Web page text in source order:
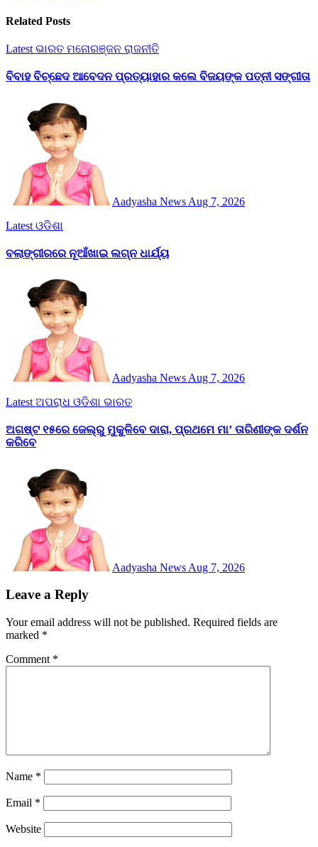
Related Posts
Latest ଭାରତ ମନୋରଞ୍ଜନ ରାଜନୀତି
ବିବାହ ବିଚ୍ଛେଦ ଆବେଦନ ପ୍ରତ୍ୟାହାର କଲେ ବିଜୟଙ୍କ ପତ୍ନୀ ସଙ୍ଗୀତା
Aadyasha News Aug 7, 2026
Latest ଓଡିଶା
ବଲାଙ୍ଗୀରରେ ନୂଆଁଖାଇ ଲଗ୍ନ ଧାର୍ଯ୍ୟ
Aadyasha News Aug 7, 2026
Latest ଅପରାଧ ଓଡିଶା ଭାରତ
ଅଗଷ୍ଟ ୧୫ରେ ଜେଲ୍‌ରୁ ମୁକୁଳିବେ ଦାରା, ପ୍ରଥମେ ମା’ ତାରିଣୀଙ୍କ ଦର୍ଶନ
କରିବେ
Aadyasha News Aug 7, 2026
Leave a Reply
Your email address will not be published. Required fields are
marked *
Comment *
Name *
Email *
Website